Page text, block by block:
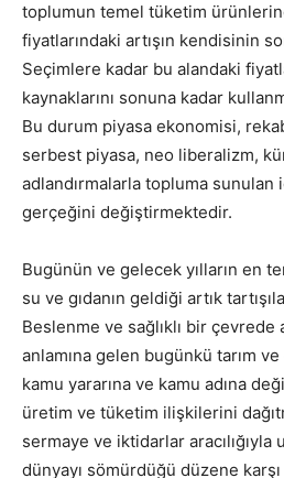
toplumun temel tüketim
fiyatlarındaki artışın kendisinin
Seçimlere kadar bu alandaki
kaynaklarını sonuna kadar
Bu durum piyasa ekonomisi,
serbest piyasa, neo liberalizm,
adlandırmalarla topluma sunulan
gerçeğini değiştirmektedir.
Bugünün ve gelecek yılların en
su ve gıdanın geldiği artık
Beslenme ve sağlıklı bir çevrede
anlamına gelen bugünkü tarım
kamu yararına ve kamu adına
üretim ve tüketim ilişkilerini
sermaye ve iktidarlar
dünyayı sömürdüğü düzene